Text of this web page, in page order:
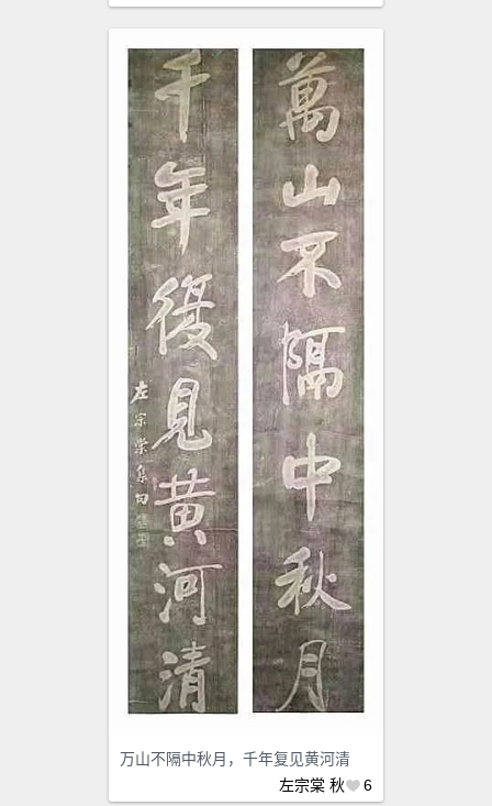
万山不隔中秋月，千年复见黄河清
左宗棠 秋 6